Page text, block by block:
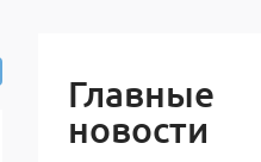
Главные
новости